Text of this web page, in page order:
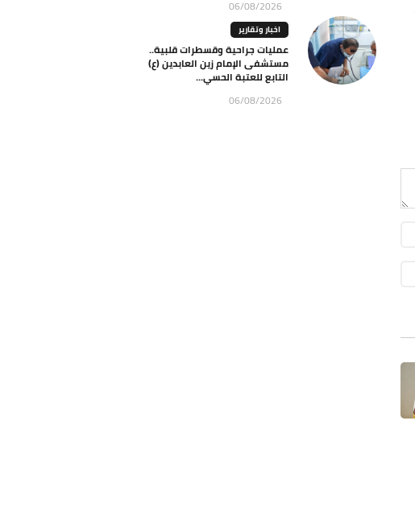
06/08/2026
اخبار وتقارير
عمليات جراحية وقسطرات قلبية..
مستشفى الإمام زين العابدين (ع)
التابع للعتبة الحسي...
06/08/2026